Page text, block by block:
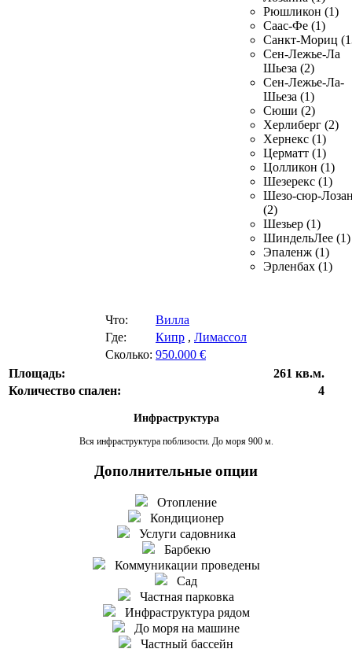
Рюшликон (1)
Саас-Фе (1)
Санкт-Мориц
Сен-Лежье-Ла
Шьеза (2)
Сен-Лежье-Ла-
Шьеза (1)
Сюши (2)
Херлиберг (2)
Хернекс (1)
Церматт (1)
Цолликон (1)
Шезерекс (1)
Шезо-сюр-
(2)
Шезьер (1)
ШиндельЛее (1)
Эпаленж (1)
Эрленбах (1)
Что:
Вилла
Где:
Кипр , Лимассол
Сколько: 950.000 €
Площадь:
261 кв.м.
Количество спален:
4
Инфраструктура
Вся инфраструктура поблизости. До моря 900 м.
Дополнительные опции
Отопление
Кондиционер
Услуги садовника
Барбекю
Коммуникации проведены
Сад
Частная парковка
Инфраструктура рядом
До моря на машине
Частный бассейн